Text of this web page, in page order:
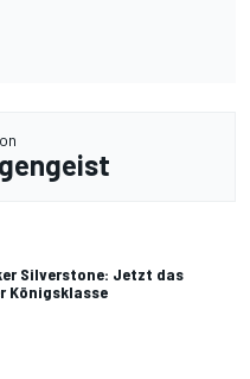
Silverstone: Jetzt das
Königsklasse